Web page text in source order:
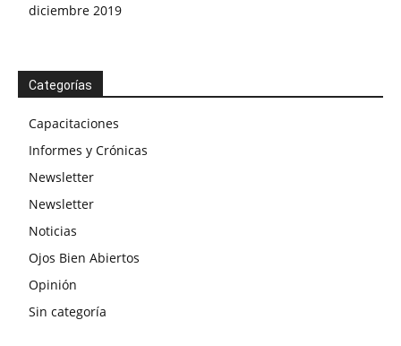
diciembre 2019
Categorías
Capacitaciones
Informes y Crónicas
Newsletter
Newsletter
Noticias
Ojos Bien Abiertos
Opinión
Sin categoría